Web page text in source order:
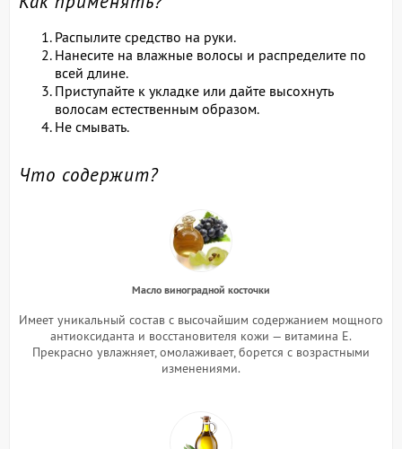
Распылите средство на руки.
Нанесите на влажные волосы и распределите по
всей длине.
Приступайте к укладке или дайте высохнуть
волосам естественным образом.
Не смывать.
Что содержит?
Масло виноградной косточки
Имеет уникальный состав с высочайшим содержанием мощного
антиоксиданта и восстановителя кожи — витамина Е.
Прекрасно увлажняет, омолаживает, борется с возрастными
изменениями.